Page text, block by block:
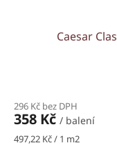
Caesar
296 Kč bez DPH
358 Kč / balení
Měrná
497,22 Kč / 1 m2